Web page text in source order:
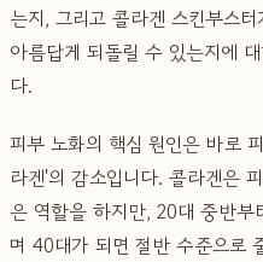
는지, 그리고 콜라겐 스킨부스
아름답게 되돌릴 수 있는지에
다.
피부 노화의 핵심 원인은 바로
라겐'의 감소입니다. 콜라겐은
은 역할을 하지만, 20대 중반
며 40대가 되면 절반 수준으로